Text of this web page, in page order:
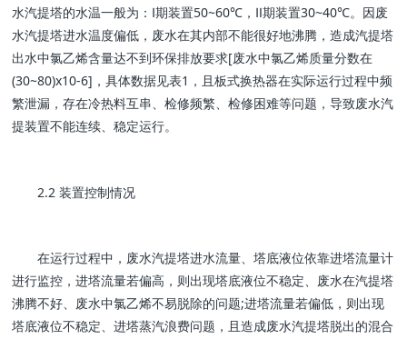
水汽提塔的水温一般为：Ⅰ期装置50~60℃，Ⅱ期装置30~40℃。因废
水汽提塔进水温度偏低，废水在其内部不能很好地沸腾，造成汽提塔
出水中氯乙烯含量达不到环保排放要求[废水中氯乙烯质量分数在
(30~80)x10-6]，具体数据见表1，且板式换热器在实际运行过程中频
繁泄漏，存在冷热料互串、检修频繁、检修困难等问题，导致废水汽
提装置不能连续、稳定运行。
2.2 装置控制情况
在运行过程中，废水汽提塔进水流量、塔底液位依靠进塔流量计
进行监控，进塔流量若偏高，则出现塔底液位不稳定、废水在汽提塔
沸腾不好、废水中氯乙烯不易脱除的问题;进塔流量若偏低，则出现
塔底液位不稳定、进塔蒸汽浪费问题，且造成废水汽提塔脱出的混合